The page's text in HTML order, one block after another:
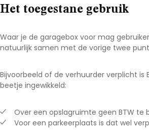
Het toegestane gebruik
Waar je de garagebox voor mag
natuurlijk samen met de vorige twee
Bijvoorbeeld of de verhuurder verplicht
beetje ingewikkeld:
Over een opslagruimte geen BTW te
Voor een parkeerplaats is dat wel